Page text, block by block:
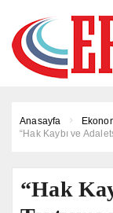
Anasayfa
“Hak Kaybı ve
“Hak